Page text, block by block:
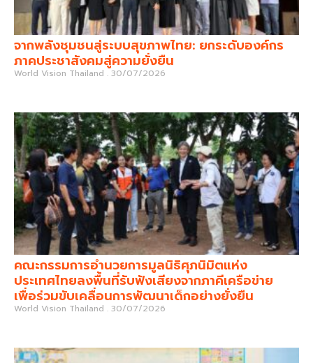
จากพลังชุมชนสู่ระบบสุขภาพไทย: ยกระดับองค์กร
ภาคประชาสังคมสู่ความยั่งยืน
World Vision Thailand 30/07/2026
คณะกรรมการอำนวยการมูลนิธิศุภนิมิตแห่ง
ประเทศไทยลงพื้นที่รับฟังเสียงจากภาคีเครือข่าย
เพื่อร่วมขับเคลื่อนการพัฒนาเด็กอย่างยั่งยืน
World Vision Thailand 30/07/2026